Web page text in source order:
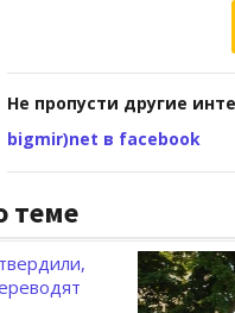
Не пропусти другие
bigmir)net в facebook
теме